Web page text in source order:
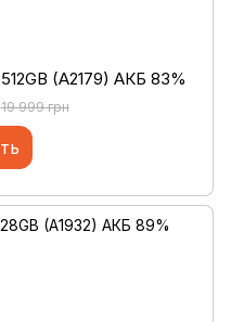
(A2179) АКБ 83%
19 999 грн